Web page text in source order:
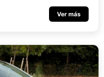
Ver más